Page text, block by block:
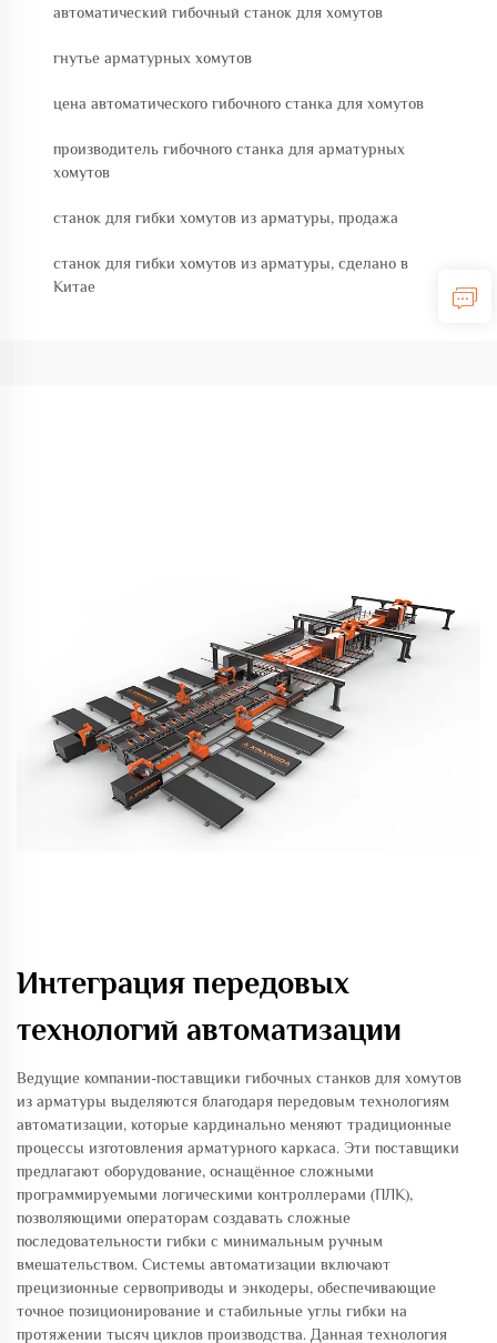
автоматический гибочный станок для хомутов
гнутье арматурных хомутов
цена автоматического гибочного станка для хомутов
производитель гибочного станка для арматурных
хомутов
станок для гибки хомутов из арматуры, продажа
станок для гибки хомутов из арматуры, сделано в
Китае
Интеграция передовых
технологий автоматизации
Ведущие компании-поставщики гибочных станков для хомутов
из арматуры выделяются благодаря передовым технологиям
автоматизации, которые кардинально меняют традиционные
процессы изготовления арматурного каркаса. Эти поставщики
предлагают оборудование, оснащённое сложными
программируемыми логическими контроллерами (ПЛК),
позволяющими операторам создавать сложные
последовательности гибки с минимальным ручным
вмешательством. Системы автоматизации включают
прецизионные сервоприводы и энкодеры, обеспечивающие
точное позиционирование и стабильные углы гибки на
протяжении тысяч циклов производства. Данная технология